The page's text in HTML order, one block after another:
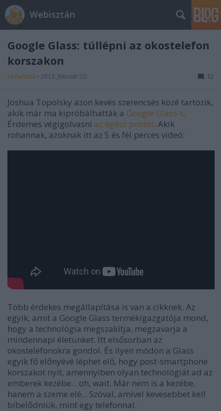
Webisztán
Google Glass: túllépni az okostelefon
korszakon
hírbehozó • 2013. február 22. 12
Joshua Topolsky azon kevés szerencsés közé tartozik,
akik már ma kipróbálhatták a Google Glass-t.
Érdemes végigolvasni az egész postot. Akik
rohannak, azoknak itt az 5 és fél perces videó:
Több érdekes megállapítása is van a cikknek. Az
egyik, amit a Google Glass termékigazgatója mond,
hogy a technológia megszakítja, megzavarja a
mindennapi életünket. Itt elsősorban az
okostelefonokra gondol. És ilyen módon a Glass
egyik fő előnyévé léphet elő, hogy post-smartphone
korszakot nyit, amennyiben olyan technológiát ad az
emberek kezébe... oh, wait. Már nem is a kezébe,
hanem a szeme elé... Szóval, amivel kevesebbet kell
bíbelődniük, mint egy telefonnal.